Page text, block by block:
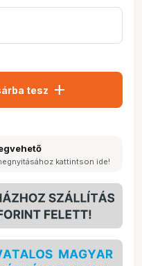
tesz add
kattintson ide!